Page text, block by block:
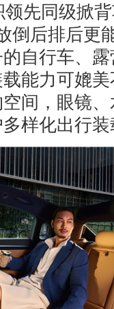
先同级掀
倒后排后更
自行车、
能力可媲
间，眼镜
样化出行